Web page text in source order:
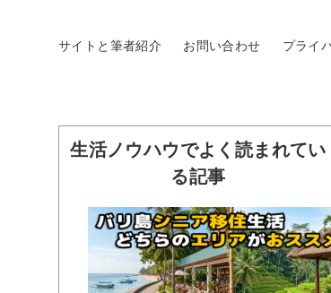
サイトと筆者紹介 お問い合わせ プライ
生活ノウハウでよく読まれてい
る記事